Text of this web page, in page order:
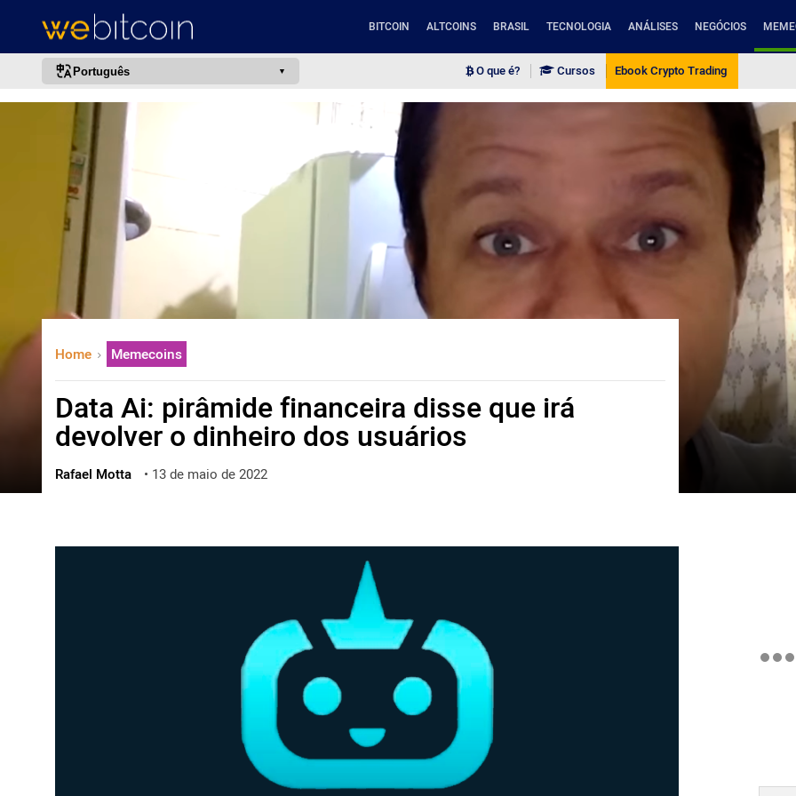
BITCOIN ALTCOINS BRASIL TECNOLOGIA ANÁLISES NEGÓCIOS
Português
português (BR)
english
español
français
italiano
deutsch
日本語
한국어
العربية
ไทย
ქართული
O que é? Cursos Ebook Crypto Trading
Home Memecoins
Data Ai: pirâmide financeira disse que irá
devolver o dinheiro dos usuários
Rafael Motta • 13 de maio de 2022